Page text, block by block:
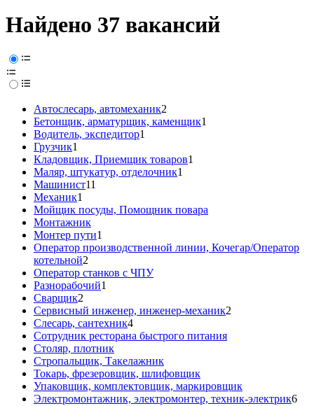
Найдено 37 вакансий
Автослесарь, автомеханик2
Бетонщик, арматурщик, каменщик1
Водитель, экспедитор1
Грузчик1
Кладовщик, Приемщик товаров1
Маляр, штукатур, отделочник1
Машинист11
Механик1
Мойщик посуды, Помощник повара
Монтажник
Монтер пути1
Оператор производственной линии, Кочегар/Оператор
котельной2
Оператор станков с ЧПУ
Разнорабочий1
Сварщик2
Сервисный инженер, инженер-механик2
Слесарь, сантехник4
Сотрудник ресторана быстрого питания
Столяр, плотник
Стропальщик, Такелажник
Токарь, фрезеровщик, шлифовщик
Упаковщик, комплектовщик, маркировщик
Электромонтажник, электромонтер, техник-электрик6